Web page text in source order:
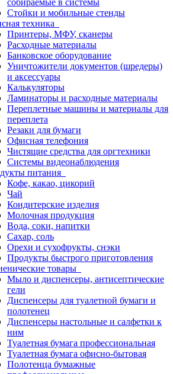
собираемые в системы
Стойки и мобильные стенды
техника
Принтеры, МФУ, сканеры
Расходные материалы
Банковское оборудование
Уничтожители документов (шредеры)
и аксессуары
Калькуляторы
Ламинаторы и расходные материалы
Переплетные машины и материалы для
переплета
Резаки для бумаги
Офисная телефония
Чистящие средства для оргтехники
Системы видеонаблюдения
питания
Кофе, какао, цикорий
Чай
Кондитерские изделия
Молочная продукция
Вода, соки, напитки
Сахар, соль
Орехи и сухофрукты, снэки
Продукты быстрого приготовления
товары
Мыло и диспенсеры, антисептические
гели
Диспенсеры для туалетной бумаги и
полотенец
Диспенсеры настольные и салфетки к
ним
Туалетная бумага профессиональная
Туалетная бумага офисно-бытовая
Полотенца бумажные